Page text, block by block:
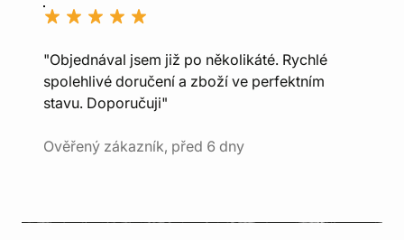
"Objednával jsem již po několikáté. Rychlé
spolehlivé doručení a zboží ve perfektním
stavu. Doporučuji"
Ověřený zákazník, před 6 dny